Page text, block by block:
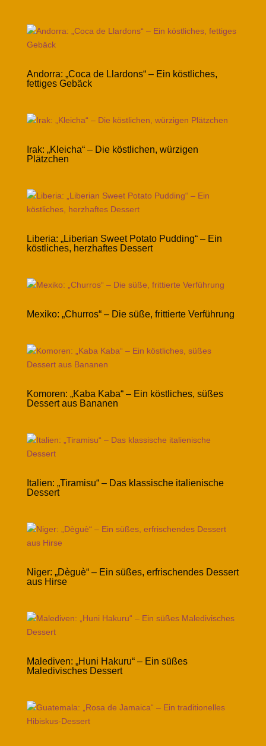
Andorra: „Coca de Llardons“ – Ein köstliches,
fettiges Gebäck
Irak: „Kleicha“ – Die köstlichen, würzigen
Plätzchen
Liberia: „Liberian Sweet Potato Pudding“ – Ein
köstliches, herzhaftes Dessert
Mexiko: „Churros“ – Die süße, frittierte Verführung
Komoren: „Kaba Kaba“ – Ein köstliches, süßes
Dessert aus Bananen
Italien: „Tiramisu“ – Das klassische italienische
Dessert
Niger: „Dèguè“ – Ein süßes, erfrischendes Dessert
aus Hirse
Malediven: „Huni Hakuru“ – Ein süßes
Maledivisches Dessert